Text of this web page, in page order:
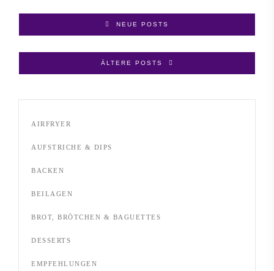
NEUE POSTS
ÄLTERE POSTS
AIRFRYER
AUFSTRICHE & DIPS
BACKEN
BEILAGEN
BROT, BRÖTCHEN & BAGUETTES
DESSERTS
EMPFEHLUNGEN